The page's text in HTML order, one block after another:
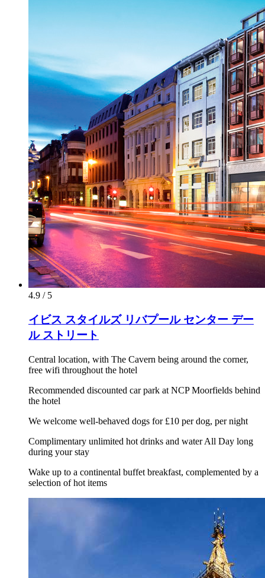
4.9 / 5
イビス スタイルズ リバプール センター デー
ル ストリート
Central location, with The Cavern being around the corner,
free wifi throughout the hotel
Recommended discounted car park at NCP Moorfields behind
the hotel
We welcome well-behaved dogs for £10 per dog, per night
Complimentary unlimited hot drinks and water All Day long
during your stay
Wake up to a continental buffet breakfast, complemented by a
selection of hot items